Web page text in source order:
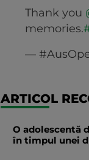
Thank you
memories.
—
ARTICOL
O adolescentă
în timpul unei